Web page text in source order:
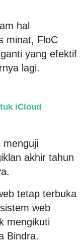
hal
minat, FloC
yang efektif
lagi.
iCloud
menguji
akhir tahun
tetap terbuka
web
mengikuti
Bindra.